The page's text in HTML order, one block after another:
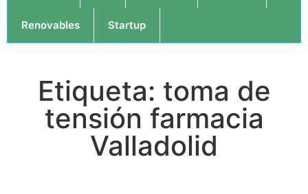
Renovables Startup
Etiqueta: toma de
tensión farmacia
Valladolid